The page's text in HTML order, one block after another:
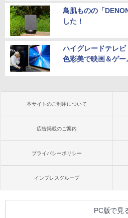
鳥肌ものの「
した！
ハイグレードテレ
色彩美で映画＆ゲ
本サイトのご利用について
広告掲載のご案内
プライバシーポリシー
インプレスグループ
PC版で見